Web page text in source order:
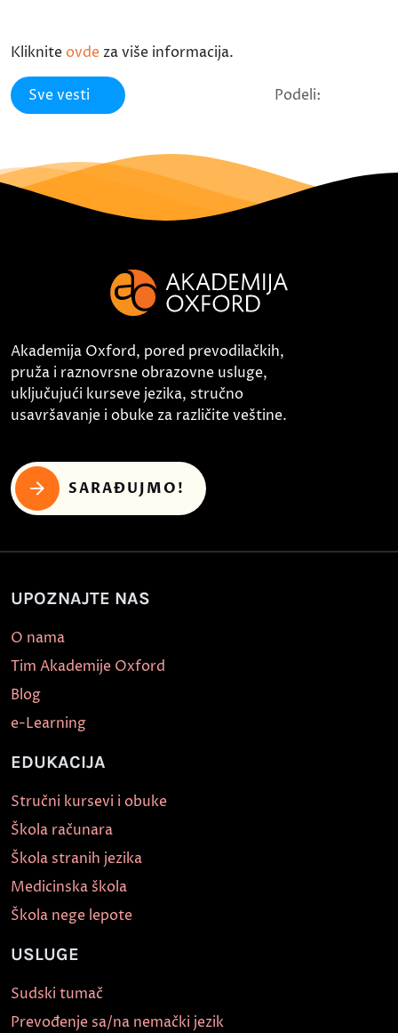
Kliknite ovde za više informacija.
Sve vesti Podeli:
Akademija Oxford, pored prevodilačkih,
pruža i raznovrsne obrazovne usluge,
uključujući kurseve jezika, stručno
usavršavanje i obuke za različite veštine.
SARAĐUJMO!
UPOZNAJTE NAS
O nama
Tim Akademije Oxford
Blog
e-Learning
EDUKACIJA
Stručni kursevi i obuke
Škola računara
Škola stranih jezika
Medicinska škola
Škola nege lepote
USLUGE
Sudski tumač
Prevođenje sa/na nemački jezik